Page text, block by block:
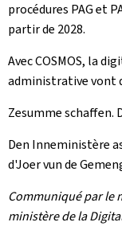
procédures PAG et
partir de 2028.
Avec COSMOS, la
administrative vont
Zesumme schaffen.
Den Inneministère
d'Joer vun de
Communiqué par le
ministère de la